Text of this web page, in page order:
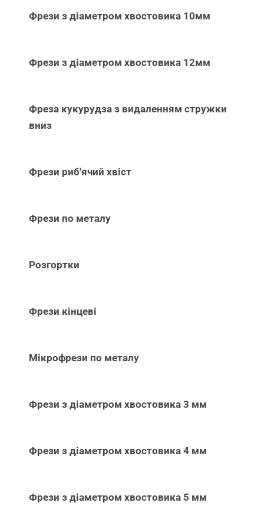
Фрези з діаметром хвостовика 10мм
Фрези з діаметром хвостовика 12мм
Фреза кукурудза з видаленням стружки
вниз
Фрези риб'ячий хвіст
Фрези по металу
Розгортки
Фрези кінцеві
Мікрофрези по металу
Фрези з діаметром хвостовика 3 мм
Фрези з діаметром хвостовика 4 мм
Фрези з діаметром хвостовика 5 мм